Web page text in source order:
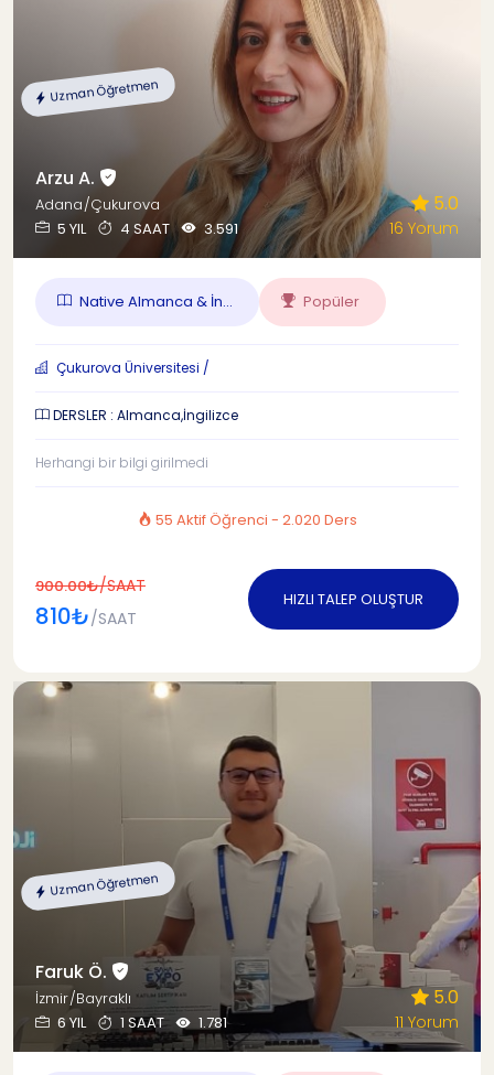
Uzman Öğretmen
Arzu A.
Adana/Çukurova
5 YIL
4 SAAT 3.591
5.0
16 Yorum
Native Almanca & İn... Popüler
Çukurova Üniversitesi /
DERSLER : Almanca,İngilizce
Herhangi bir bilgi girilmedi
55 Aktif Öğrenci - 2.020 Ders
900.00₺/SAAT
810₺/SAAT
HIZLI TALEP OLUŞTUR
Uzman Öğretmen
Faruk Ö.
İzmir/Bayraklı
6 YIL
1 SAAT 1.781
5.0
11 Yorum